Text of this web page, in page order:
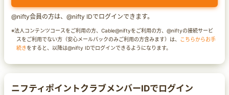
@nifty会員の方は、@nifty IDでログインできます。
※法人コンテンツコースをご利用の方、Cable@niftyをご利用の方、@niftyの接続サービ
スをご利用でない方（安心メールパックのみご利用の方含みます）は、 こちらからお手
続きをすると、以降は@nifty IDでログインできるようになります。
ニフティポイントクラブメンバーIDでログイン